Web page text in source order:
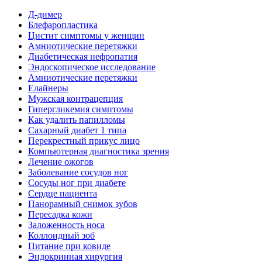
Д-димер
Блефаропластика
Цистит симптомы у женщин
Амниотические перетяжки
Диабетическая нефропатия
Эндоскопическое исследование
Амниотические перетяжки
Елайнеры
Мужская контрацепция
Гипергликемия симптомы
Как удалить папилломы
Сахарный диабет 1 типа
Перекрестный прикус лицо
Компьютерная диагностика зрения
Лечение ожогов
Заболевание сосудов ног
Сосуды ног при диабете
Сердце пациента
Панорамный снимок зубов
Пересадка кожи
Заложенность носа
Коллоидный зоб
Питание при ковиде
Эндокринная хирургия